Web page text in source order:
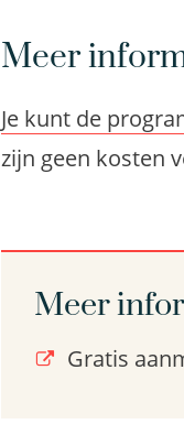
Meer
Je kunt de
zijn geen kosten
Meer
Gratis